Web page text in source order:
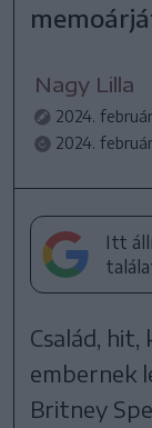
Nagy Lilla
2024.
2024.
Itt
Család,
embernek
Britney